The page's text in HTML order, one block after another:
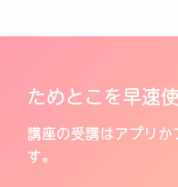
ためとこを早速
講座の受講はアプリ
す。